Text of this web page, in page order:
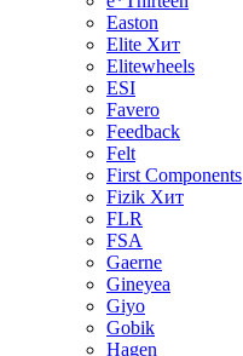
Easton
Elite Хит
Elitewheels
ESI
Favero
Feedback
Felt
First Components
Fizik Хит
FLR
FSA
Gaerne
Gineyea
Giyo
Gobik
Hagen